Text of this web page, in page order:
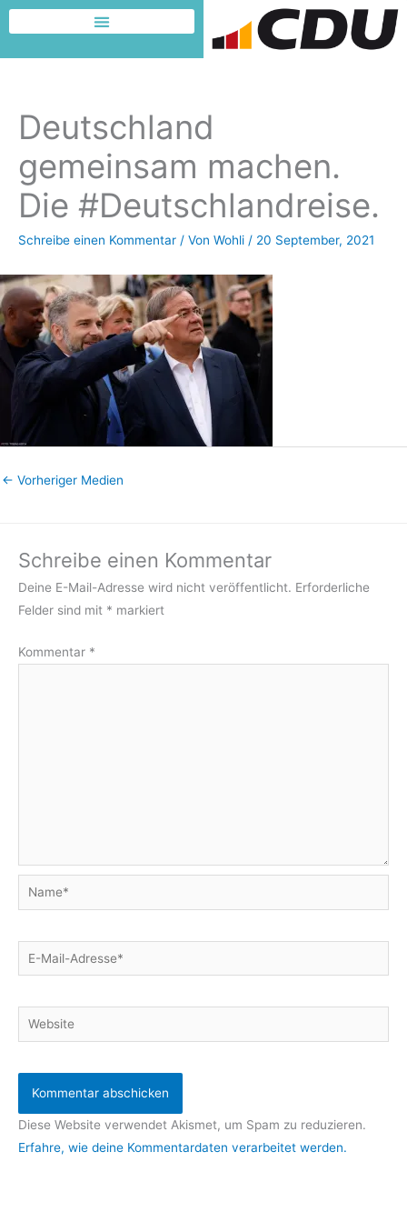
Zum
Inhalt
springen
Deutschland
gemeinsam machen.
Die #Deutschlandreise.
Schreibe einen Kommentar / Von Wohli / 20 September, 2021
← Vorheriger Medien
Schreibe einen Kommentar
Deine E-Mail-Adresse wird nicht veröffentlicht. Erforderliche
Felder sind mit * markiert
Kommentar *
Name*
E-
Mail-
Website
Diese Website verwendet Akismet, um Spam zu reduzieren.
Erfahre, wie deine Kommentardaten verarbeitet werden.